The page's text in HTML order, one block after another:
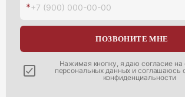
*+7 (900) 000-00-00
ПОЗВОНИТЕ МНЕ
Нажимая кнопку, я даю согласие на
персональных данных и соглашаюсь
конфиденциальности